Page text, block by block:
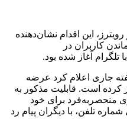
این اقدام نشان‌دهنده
کاربران در
آغاز شده بود.
جاری اعلام کرد عرضه
کرده است. قابلیت مذکور به
منحصربه‌فرد برای خود
تلفن، با دیگران پیام رد